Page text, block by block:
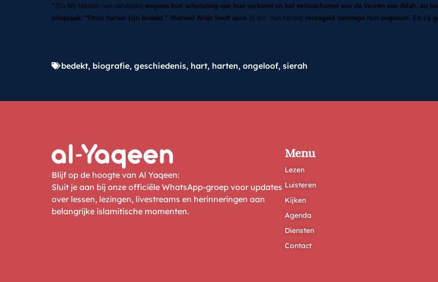
“(En Wij hebben hen vervloekt) wegens hun schending van hun verbond en het verloochenen van de Verzen van Allah, en
uitspraak: “Onze harten zijn bedekt.” Welnee! Allah heeft deze (d.w.z. hun harten) verzegeld vanwege hun ongeloof. En zij
bedekt, biografie, geschiedenis, hart, harten, ongeloof, sierah
Blijf op de hoogte van Al Yaqeen:
Sluit je aan bij onze officiële WhatsApp-groep voor updates
over lessen, lezingen, livestreams en herinneringen aan
belangrijke islamitische momenten.
Menu
Lezen
Luisteren
Kijken
Agenda
Diensten
Contact